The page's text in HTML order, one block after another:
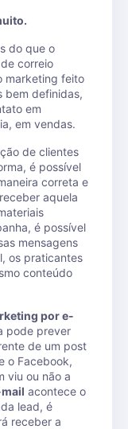
do que o
correio
marketing feito
bem definidas,
em
em vendas.
de clientes
é possível
correta e
aquela
é possível
mensagens
os praticantes
conteúdo
por e-
pode prever
de um post
o Facebook,
viu ou não a
acontece o
lead, é
receber a